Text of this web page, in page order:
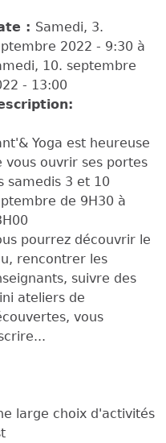
: Samedi, 3.
2022 - 9:30 à
10. septembre
- 13:00
Yoga est heureuse
vous ouvrir ses portes
samedis 3 et 10
de 9H30 à
pourrez découvrir le
rencontrer les
suivre des
ateliers de
vous
large choix d'activités